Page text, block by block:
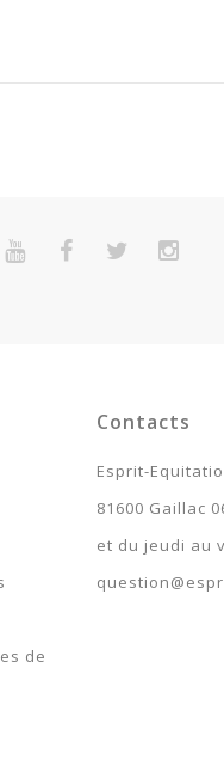
Présumé.
> 10
de
Contacts
Esprit-
81600 Gaillac
et du jeudi au